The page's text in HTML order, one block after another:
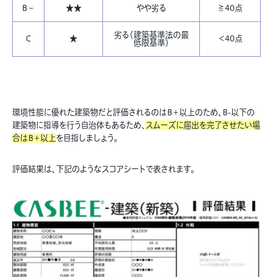
B－ ★★ やや劣る ≧40点
C ★
劣る（建築基準法の最
低限基準）
＜40点
環境性能に優れた建築物だと評価されるのはB＋以上のため、B-以下の
建築物に指導を行う自治体もあるため、 スムーズに届出を完了させたい場
合はB＋以上を目指しましょう。
評価結果は、下記のようなスコアシートで表されます。